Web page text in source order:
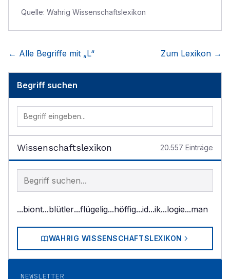
Quelle: Wahrig Wissenschaftslexikon
← Alle Begriffe mit „L“ Zum Lexikon →
Begriff suchen
Wissenschaftslexikon 20.557 Einträge
Begriff im Lexikon suchen
...biont...blütler...flügelig...höffig...id...ik...logie...man
WAHRIG WISSENSCHAFTSLEXIKON
NEWSLETTER